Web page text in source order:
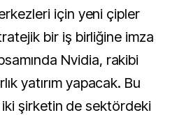
için yeni çipler
bir iş birliğine imza
Nvidia, rakibi
yatırım yapacak. Bu
şirketin de sektördeki